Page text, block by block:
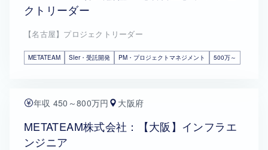
クトリーダー
【名古屋】プロジェクトリーダー
METATEAM SIer・受託開発 PM・プロジェクトマネジメント 500万～
年収 450～800万円 大阪府
METATEAM株式会社：【大阪】インフラエ
ンジニア